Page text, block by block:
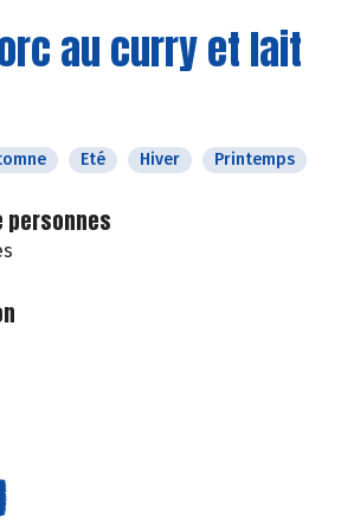
au curry et lait
Eté Hiver Printemps
personnes